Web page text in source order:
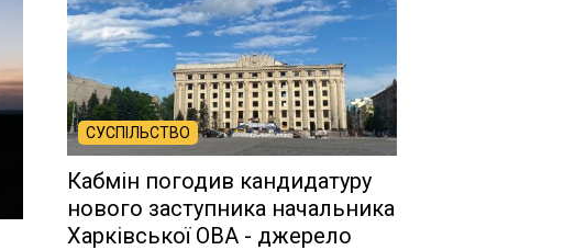
СУСПІЛЬСТВО
Кабмін погодив кандидатуру
нового заступника начальника
Харківської ОВА - джерело